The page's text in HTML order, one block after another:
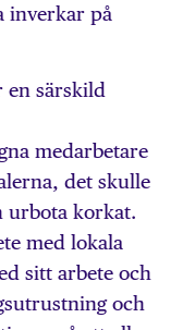
inverkar på
en särskild
medarbetare
det skulle
urbota korkat.
med lokala
sitt arbete och
och